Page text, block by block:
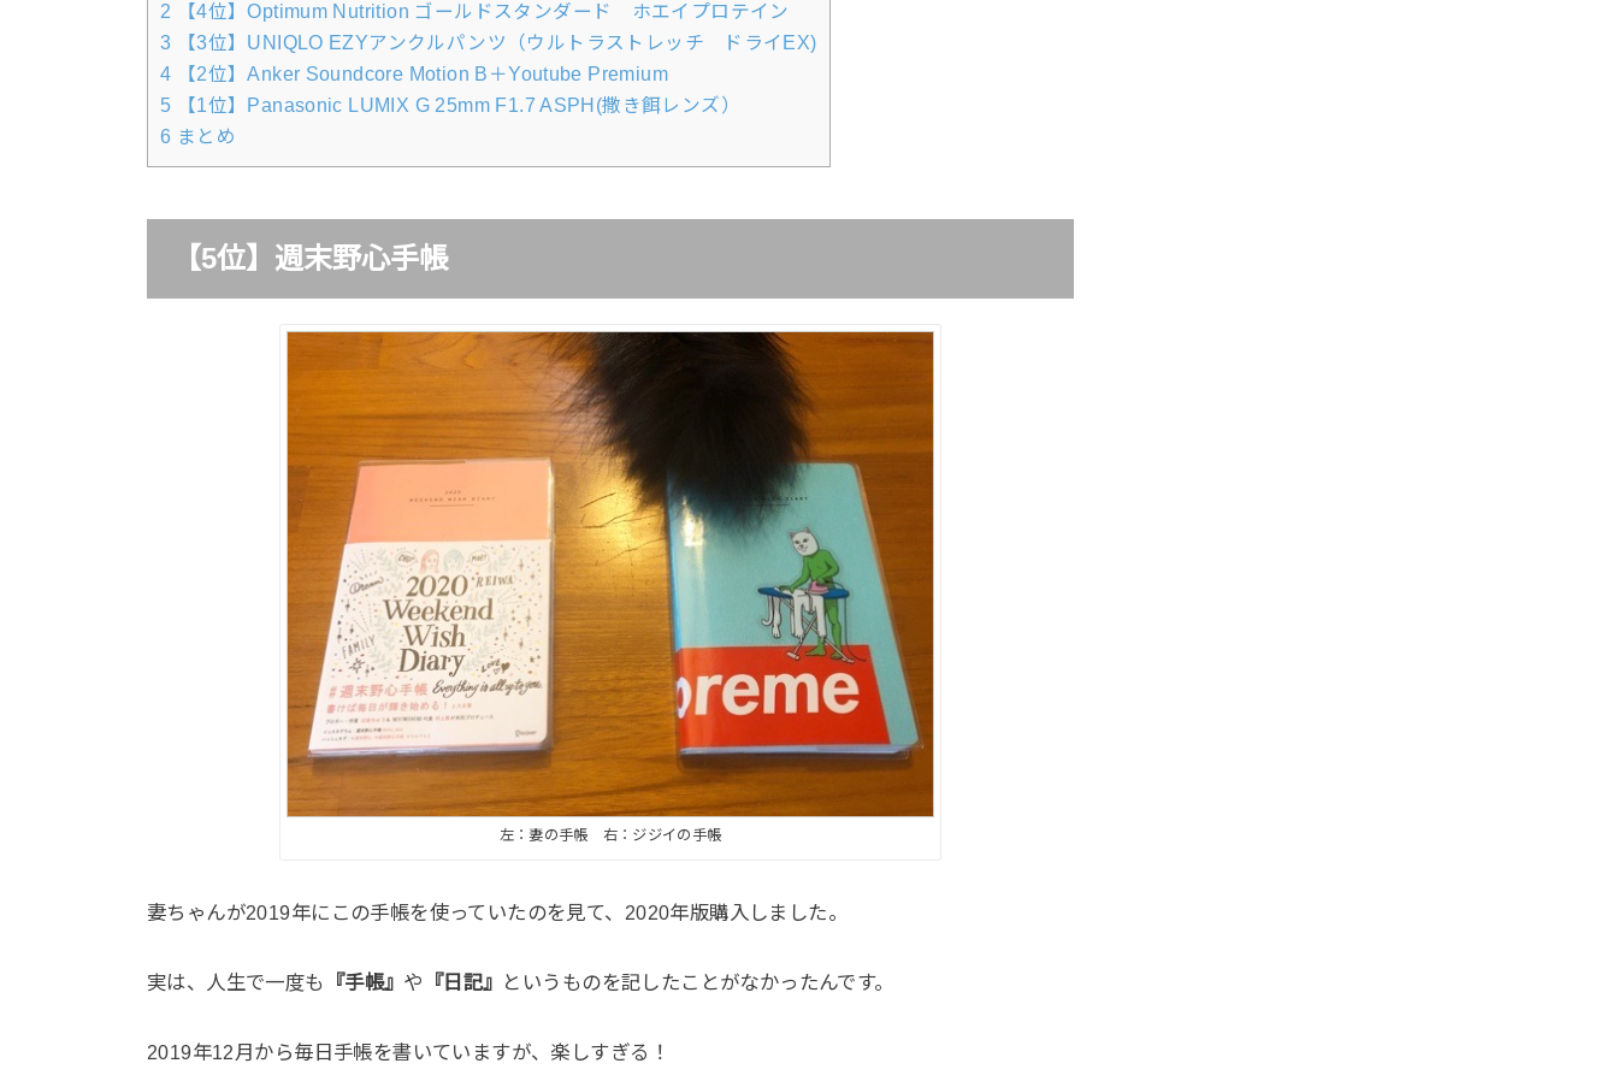
2 【4位】Optimum Nutrition ゴールドスタンダード ホエイプロテイン
3 【3位】UNIQLO EZYアンクルパンツ（ウルトラストレッチ ドライEX)
4 【2位】Anker Soundcore Motion B＋Youtube Premium
5 【1位】Panasonic LUMIX G 25mm F1.7 ASPH(撒き餌レンズ）
6 まとめ
【5位】週末野心手帳
左：妻の手帳 右：ジジイの手帳
妻ちゃんが2019年にこの手帳を使っていたのを見て、2020年版購入しました。
実は、人生で一度も 『手帳』 や 『日記』 というものを記したことがなかったんです。
2019年12月から毎日手帳を書いていますが、楽しすぎる！